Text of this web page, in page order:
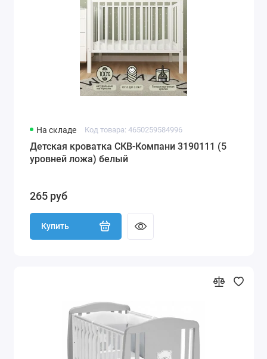
На складе Код товара: 4650259584996
Детская кроватка СКВ-Компани 3190111 (5
уровней ложа) белый
265 руб
Купить